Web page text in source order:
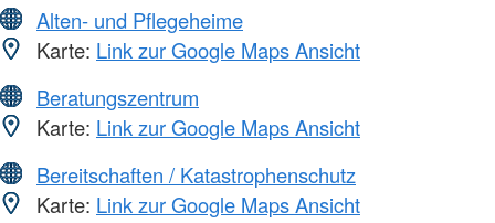
Alten- und Pflegeheime
Karte: Link zur Google Maps Ansicht
Beratungszentrum
Karte: Link zur Google Maps Ansicht
Bereitschaften / Katastrophenschutz
Karte: Link zur Google Maps Ansicht